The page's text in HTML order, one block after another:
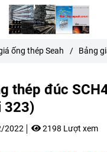
ống thép Seah / Bảng
thép đúc
323)
2022 2198 Lượt xem